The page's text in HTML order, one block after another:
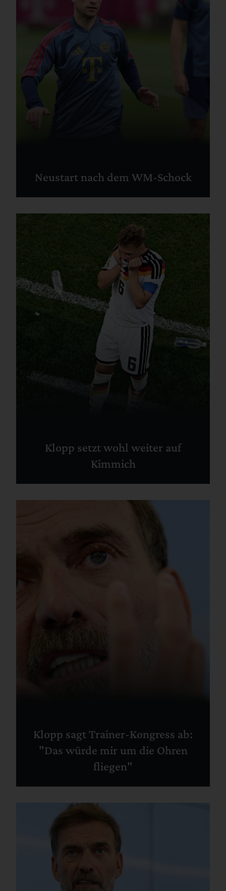
Neustart nach dem WM-Schock
Klopp setzt wohl weiter auf
Kimmich
Klopp sagt Trainer-Kongress ab:
"Das würde mir um die Ohren
fliegen"